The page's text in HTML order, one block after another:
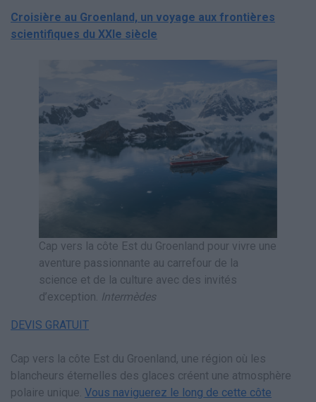
Croisière au Groenland, un voyage aux frontières
scientifiques du XXIe siècle
Cap vers la côte Est du Groenland pour vivre une
aventure passionnante au carrefour de la
science et de la culture avec des invités
d’exception. Intermèdes
DEVIS GRATUIT
Cap vers la côte Est du Groenland, une région où les
blancheurs éternelles des glaces créent une atmosphère
polaire unique. Vous naviguerez le long de cette côte